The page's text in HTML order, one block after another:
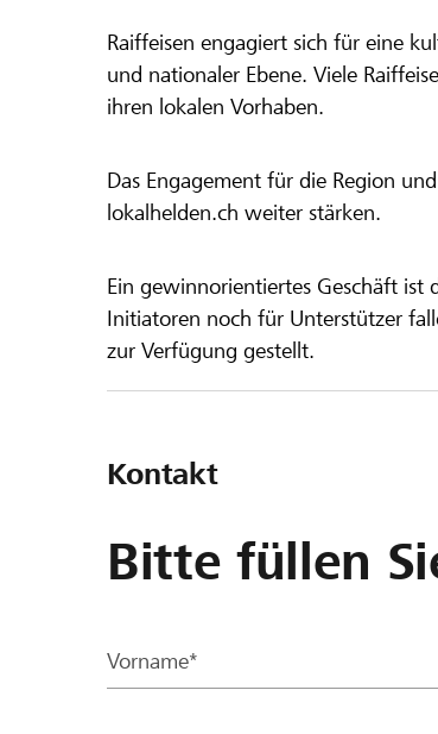
Raiffeisen engagiert sich für eine
und nationaler Ebene. Viele
ihren lokalen Vorhaben.
Das Engagement für die Region
lokalhelden.ch weiter stärken.
Ein gewinnorientiertes Geschäft
Initiatoren noch für Unterstützer
zur Verfügung gestellt.
Kontakt
Bitte füllen
Vorname*